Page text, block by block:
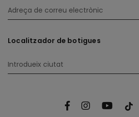
Localitzador de botigues